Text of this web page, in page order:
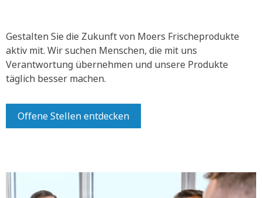
Gestalten Sie die Zukunft von Moers Frischeprodukte
aktiv mit. Wir suchen Menschen, die mit uns
Verantwortung übernehmen und unsere Produkte
täglich besser machen.
Offene Stellen entdecken